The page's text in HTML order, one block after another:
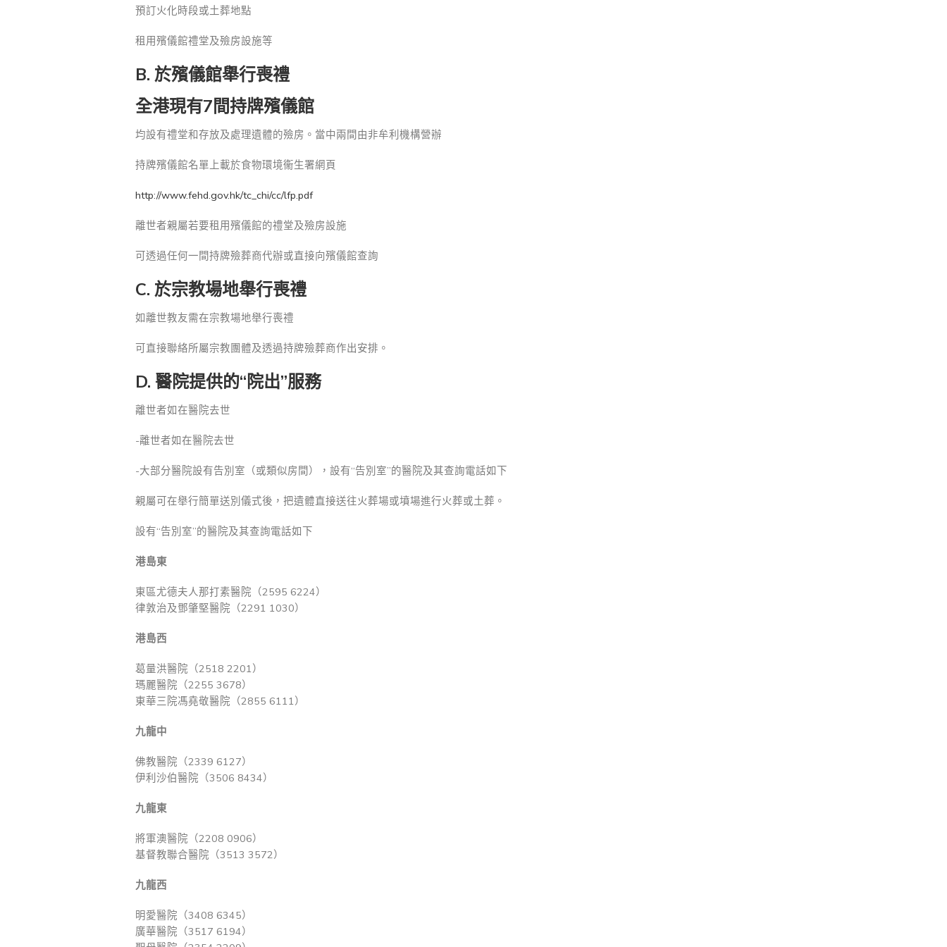
預訂火化時段或土葬地點
租用殯儀館禮堂及殮房設施等
B. 於殯儀館舉行喪禮
全港現有7間持牌殯儀館
均設有禮堂和存放及處理遺體的殮房。當中兩間由非牟利機構營辦
持牌殯儀館名單上載於食物環境衞生署網頁
http://www.fehd.gov.hk/tc_chi/cc/lfp.pdf
離世者親屬若要租用殯儀館的禮堂及殮房設施
可透過任何一間持牌殮葬商代辦或直接向殯儀館查詢
C. 於宗教場地舉行喪禮
如離世教友需在宗教場地舉行喪禮
可直接聯絡所屬宗教團體及透過持牌殮葬商作出安排。
D. 醫院提供的“院出”服務
離世者如在醫院去世
-離世者如在醫院去世
-大部分醫院設有告別室（或類似房間），設有“告別室”的醫院及其查詢電話如下
親屬可在舉行簡單送別儀式後，把遺體直接送往火葬場或墳場進行火葬或土葬。
設有“告別室”的醫院及其查詢電話如下
港島東
東區尤德夫人那打素醫院（2595 6224）
律敦治及鄧肇堅醫院（2291 1030）
港島西
葛量洪醫院（2518 2201）
瑪麗醫院（2255 3678）
東華三院馮堯敬醫院（2855 6111）
九龍中
佛教醫院（2339 6127）
伊利沙伯醫院（3506 8434）
九龍東
將軍澳醫院（2208 0906）
基督教聯合醫院（3513 3572）
九龍西
明愛醫院（3408 6345）
廣華醫院（3517 6194）